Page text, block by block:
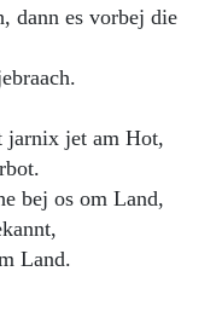
dann es vorbej die
jarnix jet am Hot,
bej os om Land,
Land.